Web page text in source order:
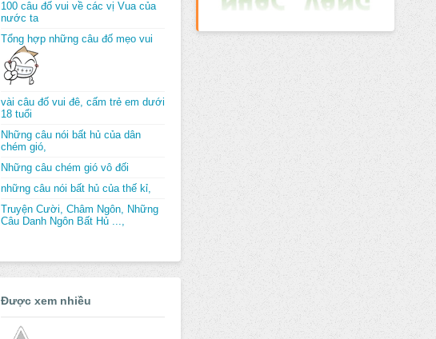
100 câu đố vui về các vị Vua của
nước ta
Tổng hợp những câu đố mẹo vui
vài câu đố vui đê, cấm trẻ em dưới
18 tuổi
Những câu nói bất hủ của dân
chém gió,
Những câu chém gió vô đối
những câu nói bất hủ của thế kỉ,
Truyện Cười, Châm Ngôn, Những
Câu Danh Ngôn Bất Hủ ...,
Được xem nhiều